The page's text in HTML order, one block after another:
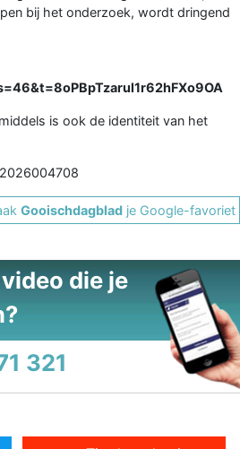
bij het onderzoek, wordt dringend
is ook de identiteit van het
Gooischdagblad je Google-favoriet
die je
321